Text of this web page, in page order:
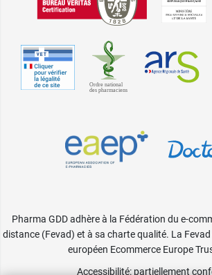
Pharma GDD adhère à la Fédération du e-
distance (Fevad) et à sa charte qualité. La
européen Ecommerce Europe
Accessibilité: partiellement